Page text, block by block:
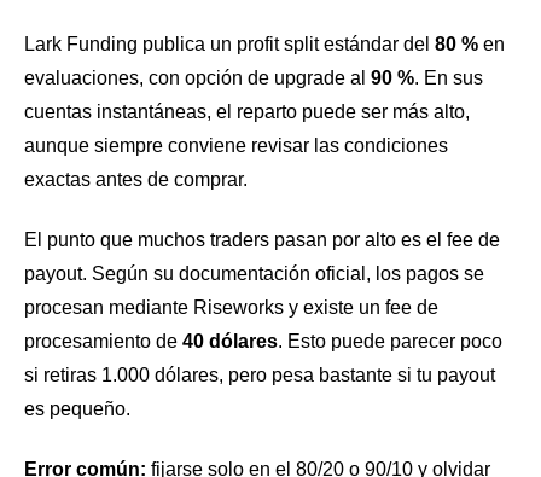
Lark Funding publica un profit split estándar del 80 % en
evaluaciones, con opción de upgrade al 90 %. En sus
cuentas instantáneas, el reparto puede ser más alto,
aunque siempre conviene revisar las condiciones
exactas antes de comprar.
El punto que muchos traders pasan por alto es el fee de
payout. Según su documentación oficial, los pagos se
procesan mediante Riseworks y existe un fee de
procesamiento de 40 dólares. Esto puede parecer poco
si retiras 1.000 dólares, pero pesa bastante si tu payout
es pequeño.
Error común: fijarse solo en el 80/20 o 90/10 y olvidar